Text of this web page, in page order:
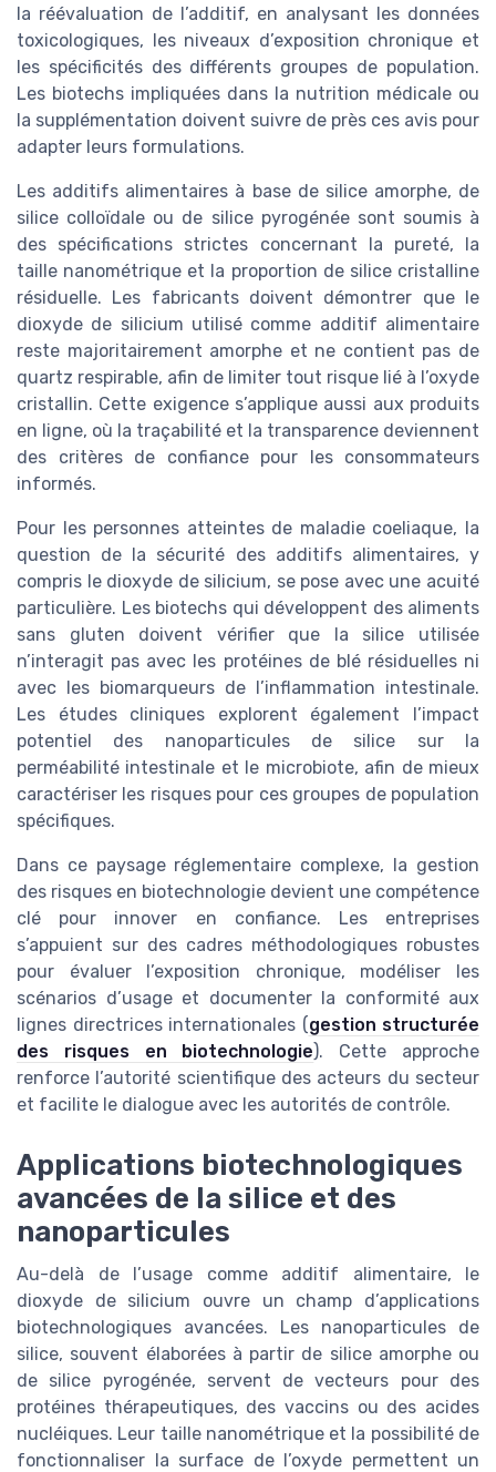
la réévaluation de l’additif, en analysant les données
toxicologiques, les niveaux d’exposition chronique et
les spécificités des différents groupes de population.
Les biotechs impliquées dans la nutrition médicale ou
la supplémentation doivent suivre de près ces avis pour
adapter leurs formulations.
Les additifs alimentaires à base de silice amorphe, de
silice colloïdale ou de silice pyrogénée sont soumis à
des spécifications strictes concernant la pureté, la
taille nanométrique et la proportion de silice cristalline
résiduelle. Les fabricants doivent démontrer que le
dioxyde de silicium utilisé comme additif alimentaire
reste majoritairement amorphe et ne contient pas de
quartz respirable, afin de limiter tout risque lié à l’oxyde
cristallin. Cette exigence s’applique aussi aux produits
en ligne, où la traçabilité et la transparence deviennent
des critères de confiance pour les consommateurs
informés.
Pour les personnes atteintes de maladie coeliaque, la
question de la sécurité des additifs alimentaires, y
compris le dioxyde de silicium, se pose avec une acuité
particulière. Les biotechs qui développent des aliments
sans gluten doivent vérifier que la silice utilisée
n’interagit pas avec les protéines de blé résiduelles ni
avec les biomarqueurs de l’inflammation intestinale.
Les études cliniques explorent également l’impact
potentiel des nanoparticules de silice sur la
perméabilité intestinale et le microbiote, afin de mieux
caractériser les risques pour ces groupes de population
spécifiques.
Dans ce paysage réglementaire complexe, la gestion
des risques en biotechnologie devient une compétence
clé pour innover en confiance. Les entreprises
s’appuient sur des cadres méthodologiques robustes
pour évaluer l’exposition chronique, modéliser les
scénarios d’usage et documenter la conformité aux
lignes directrices internationales (gestion structurée
des risques en biotechnologie). Cette approche
renforce l’autorité scientifique des acteurs du secteur
et facilite le dialogue avec les autorités de contrôle.
Applications biotechnologiques
avancées de la silice et des
nanoparticules
Au-delà de l’usage comme additif alimentaire, le
dioxyde de silicium ouvre un champ d’applications
biotechnologiques avancées. Les nanoparticules de
silice, souvent élaborées à partir de silice amorphe ou
de silice pyrogénée, servent de vecteurs pour des
protéines thérapeutiques, des vaccins ou des acides
nucléiques. Leur taille nanométrique et la possibilité de
fonctionnaliser la surface de l’oxyde permettent un